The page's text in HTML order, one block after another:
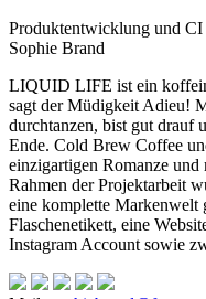
Produktentwicklung und CI
Sophie Brand
LIQUID LIFE ist ein
sagt der Müdigkeit Adieu!
durchtanzen, bist gut drauf
Ende. Cold Brew Coffee
einzigartigen Romanze
Rahmen der Projektarbeit
eine kom­plette Markenwelt
Flaschenetikett, eine
Instagram Account sowie